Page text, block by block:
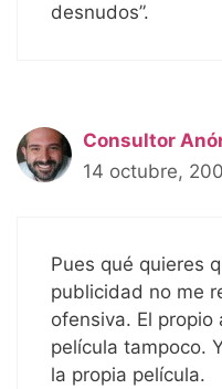
desnudos”.
Consultor
14 octubre,
Pues qué quieres
publicidad no me
ofensiva. El
película tampoco.
la propia película.